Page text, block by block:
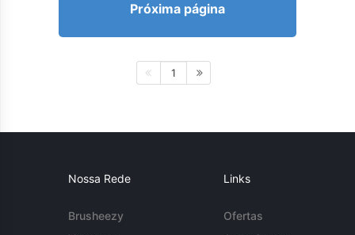
Próxima página
1
Nossa Rede
Brusheezy
Links
Ofertas